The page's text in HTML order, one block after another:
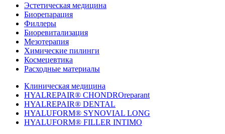
Эстетическая медицина
Биорепарация
Филлеры
Биоревитализация
Мезотерапия
Химические пилинги
Космецевтика
Расходные материалы
Клиническая медицина
HYALREPAIR® CHONDROreparant
HYALREPAIR® DENTAL
HYALUFORM® SYNOVIAL LONG
HYALUFORM® FILLER INTIMO